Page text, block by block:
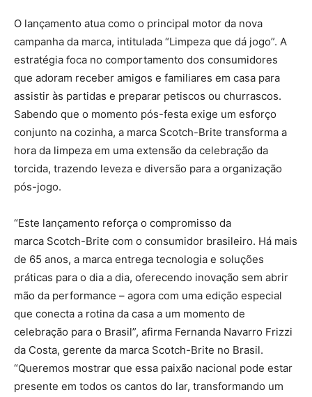
O lançamento atua como o principal motor da nova
campanha da marca, intitulada “Limpeza que dá jogo”. A
estratégia foca no comportamento dos consumidores
que adoram receber amigos e familiares em casa para
assistir às partidas e preparar petiscos ou churrascos.
Sabendo que o momento pós-festa exige um esforço
conjunto na cozinha, a marca Scotch-Brite transforma a
hora da limpeza em uma extensão da celebração da
torcida, trazendo leveza e diversão para a organização
pós-jogo.
“Este lançamento reforça o compromisso da
marca Scotch-Brite com o consumidor brasileiro. Há mais
de 65 anos, a marca entrega tecnologia e soluções
práticas para o dia a dia, oferecendo inovação sem abrir
mão da performance – agora com uma edição especial
que conecta a rotina da casa a um momento de
celebração para o Brasil”, afirma Fernanda Navarro Frizzi
da Costa, gerente da marca Scotch-Brite no Brasil.
“Queremos mostrar que essa paixão nacional pode estar
presente em todos os cantos do lar, transformando um